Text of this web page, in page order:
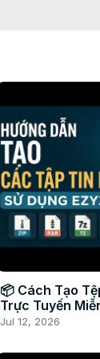
📦 Cách Tạo
Trực Tuyến
Đặt Phần Mềm
Jul 12, 2026